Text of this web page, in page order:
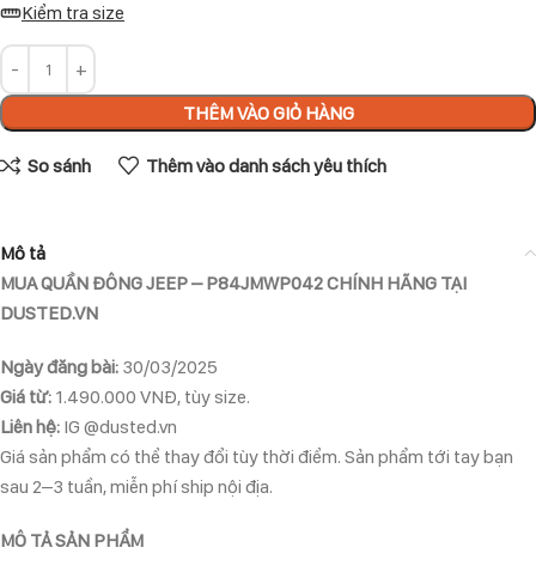
Kiểm tra size
THÊM VÀO GIỎ HÀNG
So sánh Thêm vào danh sách yêu thích
Mô tả
MUA QUẦN ĐÔNG JEEP – P84JMWP042 CHÍNH HÃNG TẠI
DUSTED.VN
Ngày đăng bài: 30/03/2025
Giá từ: 1.490.000 VNĐ, tùy size.
Liên hệ: IG @dusted.vn
Giá sản phẩm có thể thay đổi tùy thời điểm. Sản phẩm tới tay bạn
sau 2–3 tuần, miễn phí ship nội địa.
MÔ TẢ SẢN PHẨM